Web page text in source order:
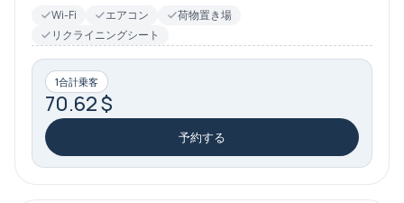
Wi-Fi
エアコン
荷物置き場
リクライニングシート
1合計乗客
70.62 $
予約する